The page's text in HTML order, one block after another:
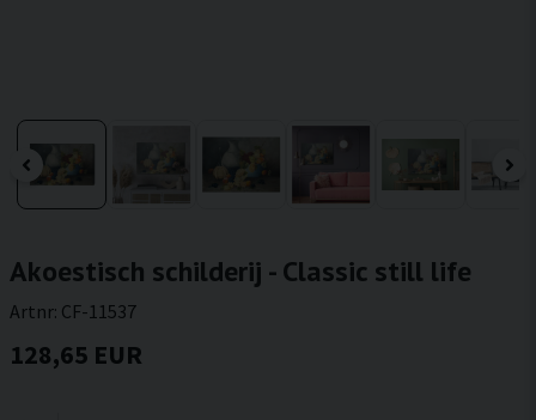
Akoestisch schilderij - Classic still life
Artnr: CF-11537
128,65 EUR